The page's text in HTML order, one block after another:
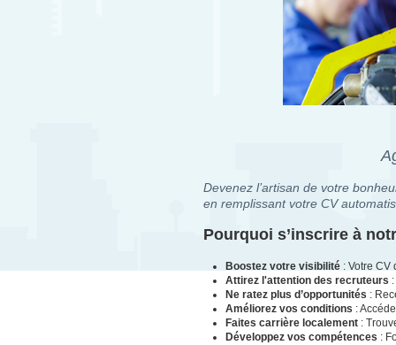
Devenez l’artisan de votre
en remplissant votre CV
Pourquoi s’inscrire à
Boostez votre visibilité : Votre CV
Attirez l'attention des recruteurs
Ne ratez plus d’opportunités :
Améliorez vos conditions :
Faites carrière localement :
Développez vos compétences :